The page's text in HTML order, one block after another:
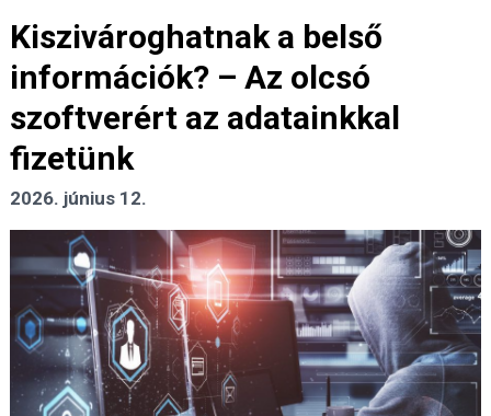
Kiszivároghatnak a belső
információk? – Az olcsó
szoftverért az adatainkkal
fizetünk
2026. június 12.